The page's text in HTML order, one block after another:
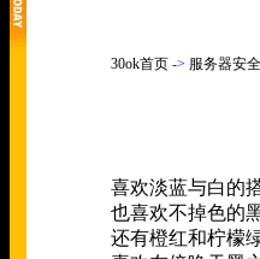
30ok首页 -> 服务器安全
喜欢淡蓝与白的
也喜欢不掉色的
还有橙红和柠檬